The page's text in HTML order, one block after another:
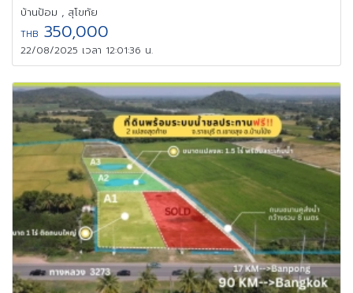
บ้านป้อม , สุโขทัย
THB 350,000
22/08/2025 เวลา 12:01:36 น.